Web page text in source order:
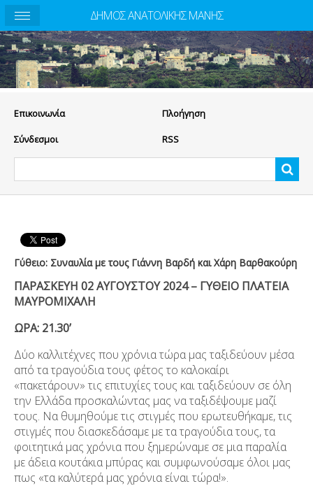
Eπικοινωνία Πλοήγηση
Σύνδεσμοι RSS
Γύθειο: Συναυλία με τους Γιάννη Βαρδή και Χάρη Βαρθακούρη
ΠΑΡΑΣΚΕΥΗ 02 ΑΥΓΟΥΣΤΟΥ 2024– ΓΥΘΕΙΟ ΠΛΑΤΕΙΑ
ΜΑΥΡΟΜΙΧΑΛΗ
ΩΡΑ: 21.30’
Δύο καλλιτέχνες που χρόνια τώρα μας ταξιδεύουν μέσα
από τα τραγούδια τους φέτος το καλοκαίρι
«πακετάρουν» τις επιτυχίες τους και ταξιδεύουν σε όλη
την Ελλάδα προσκαλώντας μας να ταξιδέψουμε μαζί
τους. Να θυμηθούμε τις στιγμές που ερωτευθήκαμε, τις
στιγμές που διασκεδάσαμε με τα τραγούδια τους, τα
φοιτητικά μας χρόνια που ξημερώναμε σε μια παραλία
με άδεια κουτάκια μπύρας και συμφωνούσαμε όλοι μας
πως «τα καλύτερά μας χρόνια είναι τώρα!».
ΔΗΜΟΣ ΑΝΑΤΟΛΙΚΗΣ ΜΑΝΗΣ